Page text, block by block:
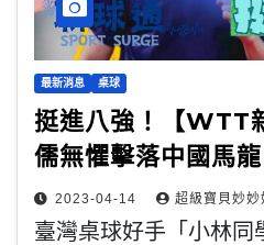
最新消息 桌球
挺進八強！【WTT
儒無懼擊落中國馬龍
2023-04-14 超級寶貝妙妙
臺灣桌球好手「小林同